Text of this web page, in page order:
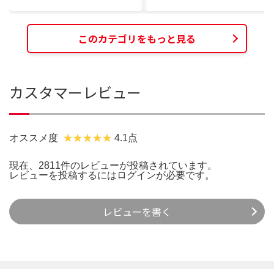
このカテゴリをもっと見る
カスタマーレビュー
オススメ度 4.1点
現在、2811件のレビューが投稿されています。
レビューを投稿するには ログインが必要です。
レビューを書く